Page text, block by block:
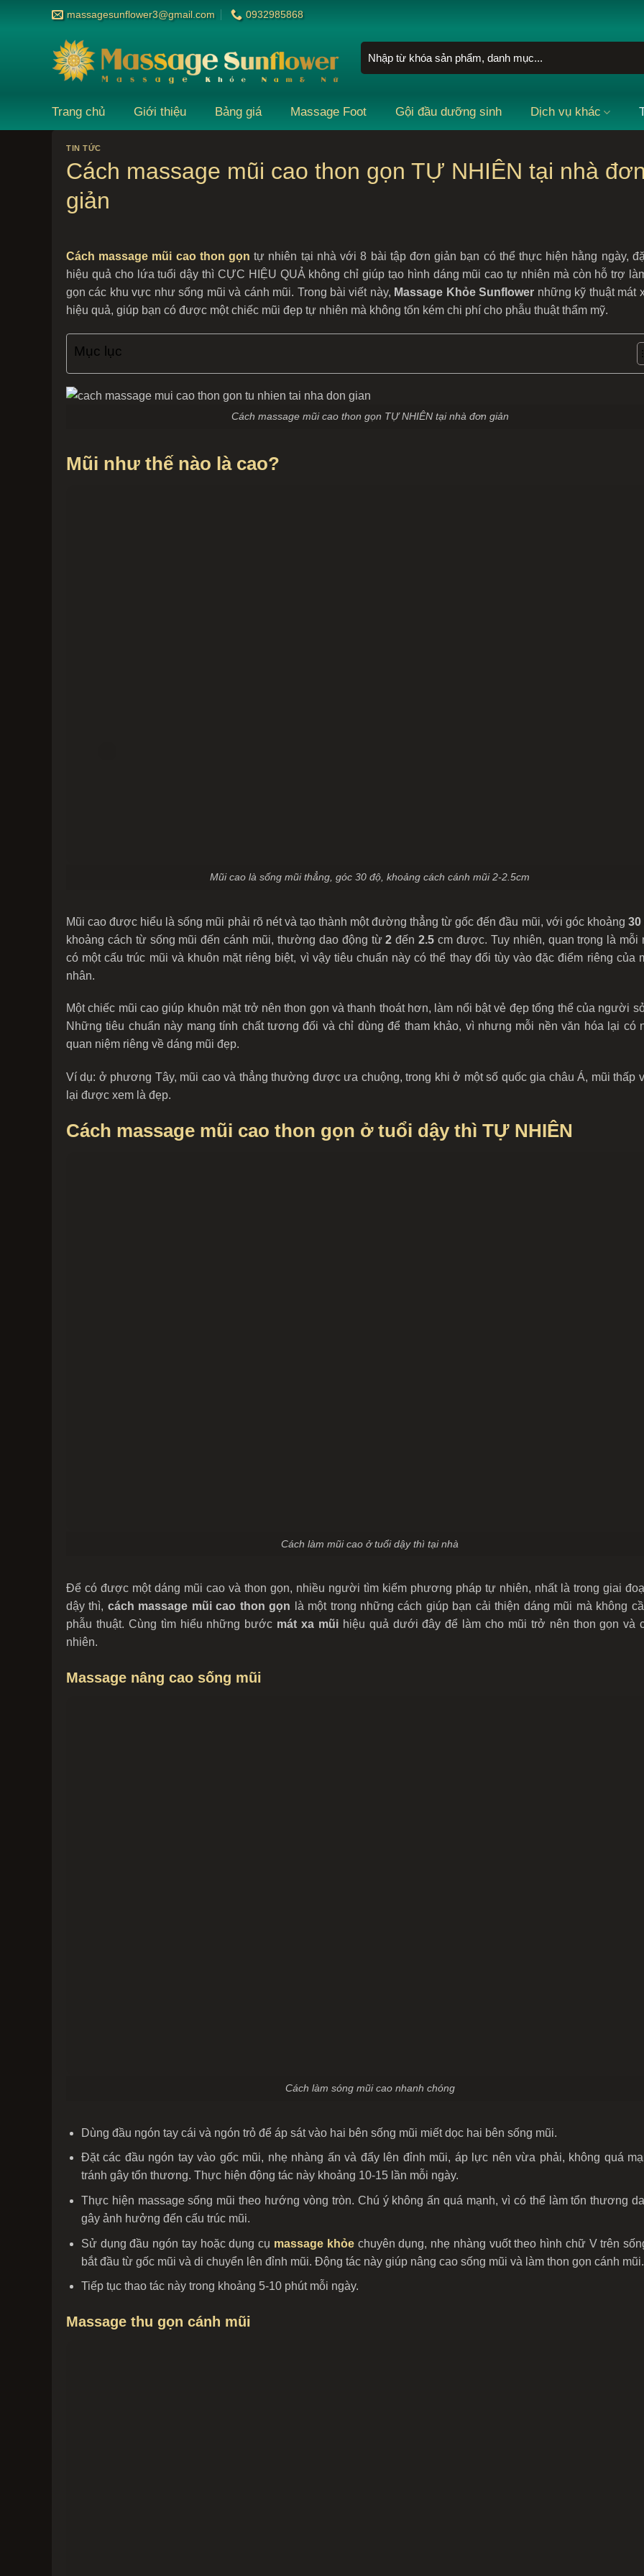
massagesunflower3@gmail.com 0932985868
kiếm:
Trang chủ Giới thiệu Bảng giá Massage Foot Gội đầu dưỡng sinh Dịch vụ khác
TIN TỨC
Cách massage mũi cao thon gọn TỰ NHIÊN tại nhà đơn
giản
Cách massage mũi cao thon gọn tự nhiên tại nhà với 8 bài tập đơn giản bạn có thể thực hiện hằng ngày,
hiệu quả cho lứa tuổi dậy thì CỰC HIỆU QUẢ không chỉ giúp tạo hình dáng mũi cao tự nhiên mà còn hỗ trợ
gọn các khu vực như sống mũi và cánh mũi. Trong bài viết này, Massage Khỏe Sunflower những kỹ thuật mát
hiệu quả, giúp bạn có được một chiếc mũi đẹp tự nhiên mà không tốn kém chi phí cho phẫu thuật thẩm mỹ.
Mục lục
Cách massage mũi cao thon gọn TỰ NHIÊN tại nhà đơn giản
Mũi như thế nào là cao?
Mũi cao là sống mũi thẳng, góc 30 độ, khoảng cách cánh mũi 2-2.5cm
Mũi cao được hiểu là sống mũi phải rõ nét và tạo thành một đường thẳng từ gốc đến đầu mũi, với góc khoảng 30
khoảng cách từ sống mũi đến cánh mũi, thường dao động từ2 đến2.5 cm được. Tuy nhiên, quan trọng là mỗi
có một cấu trúc mũi và khuôn mặt riêng biệt, vì vậy tiêu chuẩn này có thể thay đổi tùy vào đặc điểm riêng của
nhân.
Một chiếc mũi cao giúp khuôn mặt trở nên thon gọn và thanh thoát hơn, làm nổi bật vẻ đẹp tổng thể của người
Những tiêu chuẩn này mang tính chất tương đối và chỉ dùng để tham khảo, vì nhưng mỗi nền văn hóa lại có
quan niệm riêng về dáng mũi đẹp.
Ví dụ: ở phương Tây, mũi cao và thẳng thường được ưa chuộng, trong khi ở một số quốc gia châu Á, mũi thấp
lại được xem là đẹp.
Cách massage mũi cao thon gọn ở tuổi dậy thì TỰ NHIÊN
Cách làm mũi cao ở tuổi dậy thì tại nhà
Để có được một dáng mũi cao và thon gọn, nhiều người tìm kiếm phương pháp tự nhiên, nhất là trong giai
dậy thì, cách massage mũi cao thon gọn là một trong những cách giúp bạn cải thiện dáng mũi mà không
phẫu thuật. Cùng tìm hiểu những bước mát xa mũihiệu quả dưới đây để làm cho mũi trở nên thon gọn và
nhiên.
Massage nâng cao sống mũi
Cách làm sóng mũi cao nhanh chóng
Dùng đầu ngón tay cái và ngón trỏ để áp sát vào hai bên sống mũi miết dọc hai bên sống mũi.
Đặt các đầu ngón tay vào gốc mũi, nhẹ nhàng ấn và đẩy lên đỉnh mũi, áp lực nên vừa phải, không quá
tránh gây tổn thương. Thực hiện động tác này khoảng 10-15 lần mỗi ngày.
Thực hiện massage sống mũi theo hướng vòng tròn. Chú ý không ấn quá mạnh, vì có thể làm tổn thương
gây ảnh hưởng đến cấu trúc mũi.
Sử dụng đầu ngón tay hoặc dụng cụ massage khỏechuyên dụng, nhẹ nhàng vuốt theo hình chữ V trên
bắt đầu từ gốc mũi và di chuyển lên đỉnh mũi. Động tác này giúp nâng cao sống mũi và làm thon gọn cánh mũi.
Tiếp tục thao tác này trong khoảng 5-10 phút mỗi ngày.
Massage thu gọn cánh mũi